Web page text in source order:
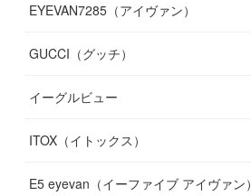
(10)
(11)
12)
(13)
7)
(12)
(12)
11)
(13)
(13)
(10)
13)
(16)
(14)
(17)
EYEVAN7285（アイヴァン）
GUCCI（グッチ）
イーグルビュー
ITOX（イトックス）
E5 eyevan（イーファイブ アイヴァン）